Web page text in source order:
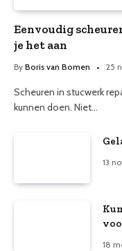
Eenvoudig
je het aan
By Boris van Bomen 25
Scheuren in stucwerk
kunnen doen. Niet…
13
18